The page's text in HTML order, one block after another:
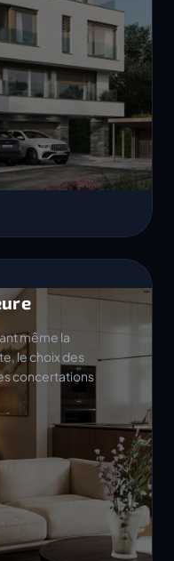
même la
le choix des
concertations